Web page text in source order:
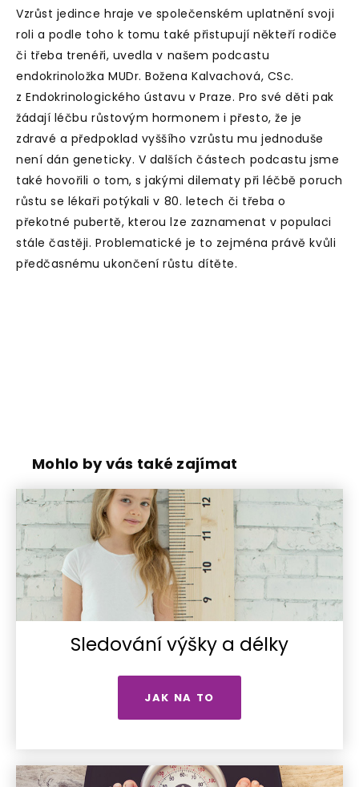
Vzrůst jedince hraje ve společenském uplatnění svoji
roli a podle toho k tomu také přistupují někteří rodiče
či třeba trenéři, uvedla v našem podcastu
endokrinoložka MUDr. Božena Kalvachová, CSc.
z Endokrinologického ústavu v Praze. Pro své děti pak
žádají léčbu růstovým hormonem i přesto, že je
zdravé a předpoklad vyššího vzrůstu mu jednoduše
není dán geneticky. V dalších částech podcastu jsme
také hovořili o tom, s jakými dilematy při léčbě poruch
růstu se lékaři potýkali v 80. letech či třeba o
překotné pubertě, kterou lze zaznamenat v populaci
stále častěji. Problematické je to zejména právě kvůli
předčasnému ukončení růstu dítěte.
Mohlo by vás také zajímat
Sledování výšky a délky
JAK NA TO